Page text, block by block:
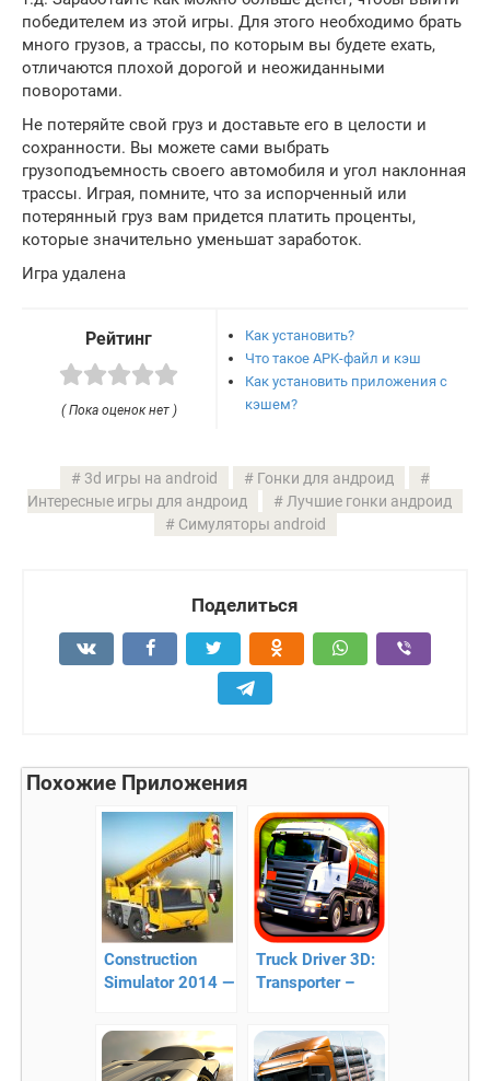
победителем из этой игры. Для этого необходимо брать
много грузов, а трассы, по которым вы будете ехать,
отличаются плохой дорогой и неожиданными
поворотами.
Не потеряйте свой груз и доставьте его в целости и
сохранности. Вы можете сами выбрать
грузоподъемность своего автомобиля и угол наклонная
трассы. Играя, помните, что за испорченный или
потерянный груз вам придется платить проценты,
которые значительно уменьшат заработок.
Игра удалена
Рейтинг
( Пока оценок нет )
Как установить?
Что такое APK-файл и кэш
Как установить приложения с
кэшем?
3d игры на android
Гонки для андроид
Интересные игры для андроид
Лучшие гонки андроид
Симуляторы android
Поделиться
Похожие Приложения
Construction
Simulator 2014 —
строительных
симуляторов
Truck Driver 3D:
Transporter –
путешествие